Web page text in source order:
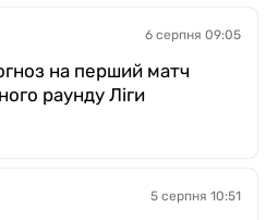
6 серпня 09:05
на перший матч
раунду Ліги
5 серпня 10:51